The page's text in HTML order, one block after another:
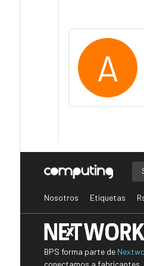
A
Nosotros Etiquetas
BPS forma parte de
conectamos a fabricantes,